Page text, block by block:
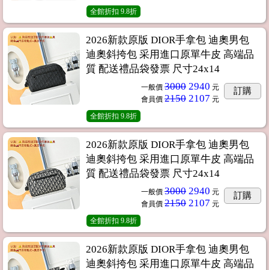
全館折扣 9.8折
2026新款原版 DIOR手拿包 迪奧男包
迪奧斜挎包 采用進口原單牛皮 高端品
質 配送禮品袋發票 尺寸24x14
一般價 3000 2940 元
會員價 2150 2107 元
訂購
全館折扣 9.8折
2026新款原版 DIOR手拿包 迪奧男包
迪奧斜挎包 采用進口原單牛皮 高端品
質 配送禮品袋發票 尺寸24x14
一般價 3000 2940 元
會員價 2150 2107 元
訂購
全館折扣 9.8折
2026新款原版 DIOR手拿包 迪奧男包
迪奧斜挎包 采用進口原單牛皮 高端品